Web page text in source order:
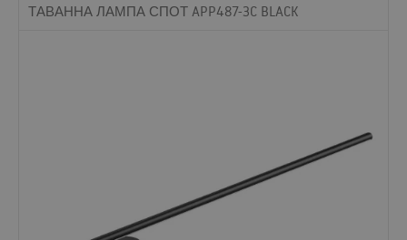
ТАВАННА ЛАМПА СПОТ APP487-3C BLACK